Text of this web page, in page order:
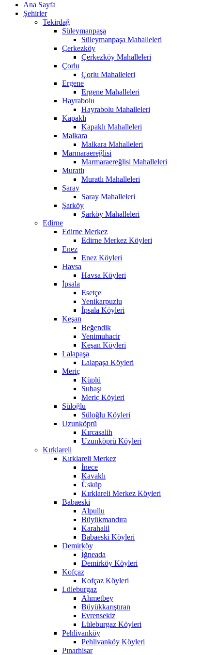
Ana Sayfa
Şehirler
Tekirdağ
Süleymanpaşa
Süleymanpaşa Mahalleleri
Çerkezköy
Çerkezköy Mahalleleri
Çorlu
Çorlu Mahalleleri
Ergene
Ergene Mahalleleri
Hayrabolu
Hayrabolu Mahalleleri
Kapaklı
Kapaklı Mahalleleri
Malkara
Malkara Mahalleleri
Marmaraereğlisi
Marmaraereğlisi Mahalleleri
Muratlı
Muratlı Mahalleleri
Saray
Saray Mahalleleri
Şarköy
Şarköy Mahalleleri
Edirne
Edirne Merkez
Edirne Merkez Köyleri
Enez
Enez Köyleri
Havsa
Havsa Köyleri
İpsala
Esetçe
Yenikarpuzlu
İpsala Köyleri
Keşan
Beğendik
Yenimuhacir
Keşan Köyleri
Lalapaşa
Lalapaşa Köyleri
Meriç
Küplü
Subaşı
Meriç Köyleri
Süloğlu
Süloğlu Köyleri
Uzunköprü
Kırcasalih
Uzunköprü Köyleri
Kırklareli
Kırklareli Merkez
İnece
Kavaklı
Üsküp
Kırklareli Merkez Köyleri
Babaeski
Alpullu
Büyükmandıra
Karahalil
Babaeski Köyleri
Demirköy
İğneada
Demirköy Köyleri
Kofçaz
Kofçaz Köyleri
Lüleburgaz
Ahmetbey
Büyükkarıştıran
Evrensekiz
Lüleburgaz Köyleri
Pehlivanköy
Pehlivanköy Köyleri
Pınarhisar